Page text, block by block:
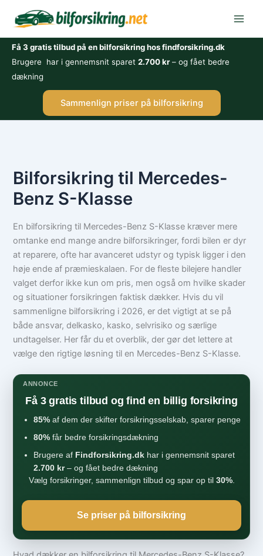
Få 3 gratis tilbud på en bilforsikring hos findforsikring.dk
Brugere har i gennemsnit sparet 2.700 kr– og fået bedre
dækning
Sammenlign priser på bilforsikring
Bilforsikring til Mercedes-
Benz S-Klasse
En bilforsikring til Mercedes-Benz S-Klasse kræver mere
omtanke end mange andre bilforsikringer, fordi bilen er dyr
at reparere, ofte har avanceret udstyr og typisk ligger i den
høje ende af præmieskalaen. For de fleste bilejere handler
valget derfor ikke kun om pris, men også om hvilke skader
og situationer forsikringen faktisk dækker. Hvis du vil
sammenligne bilforsikring i 2026, er det vigtigt at se på
både ansvar, delkasko, kasko, selvrisiko og særlige
undtagelser. Her får du et overblik, der gør det lettere at
vælge den rigtige løsning til en Mercedes-Benz S-Klasse.
ANNONCE
Få 3 gratis tilbud og find en billig forsikring
85% af dem der skifter forsikringsselskab, sparer penge
80% får bedre forsikringsdækning
Brugere af Findforsikring.dk har i gennemsnit sparet
2.700 kr– og fået bedre dækning
Vælg forsikringer, sammenlign tilbud og spar op til 30%.
Se priser på bilforsikring